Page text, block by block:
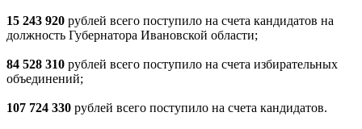
15 243 920 рублей всего поступило на счета кандидатов на
должность Губернатора Ивановской области;
84 528 310 рублей всего поступило на счета избирательных
объединений;
107 724 330 рублей всего поступило на счета кандидатов.